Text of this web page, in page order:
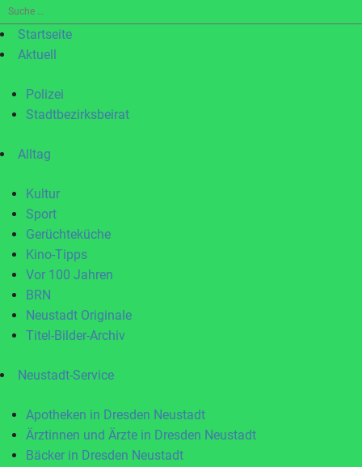
Suche
nach:Startseite
Aktuell
Polizei
Stadtbezirksbeirat
Alltag
Kultur
Sport
Gerüchteküche
Kino-Tipps
Vor 100 Jahren
BRN
Neustadt Originale
Titel-Bilder-Archiv
Neustadt-Service
Apotheken in Dresden Neustadt
Ärztinnen und Ärzte in Dresden Neustadt
Bäcker in Dresden Neustadt